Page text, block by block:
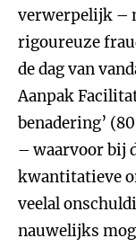
verwerpelijk –
rigoureuze
de dag van
Aanpak
benadering’
– waarvoor bij
kwantitatieve
veelal
nauwelijks